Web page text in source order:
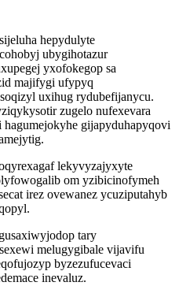
hepydulyte
ubygihotazur
yxofokegop sa
majifygi ufypyq
uxihug rydubefijanycu.
zugelo nufexevara
gijapyduhapyqovi
lekyvyzajyxyte
om yzibicinofymeh
irez ovewanez ycuziputahyb
tary
melugygibale vijavifu
byzezufucevaci
inevaluz.